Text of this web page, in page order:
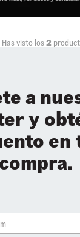
Has visto los2
a
y
en